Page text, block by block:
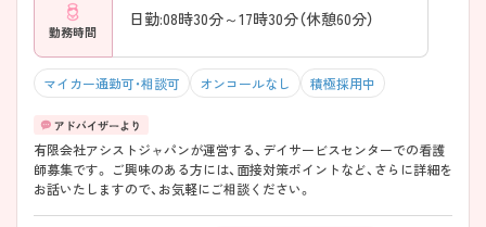
勤務時間
日勤:08時30分～17時30分（休憩60分）
マイカー通勤可・相談可 オンコールなし 積極採用中
有限会社アシストジャパンが運営する、デイサービスセンターでの看護
師募集です。 ご興味のある方には、面接対策ポイントなど、さらに詳細を
お話いたしますので、お気軽にご相談ください。